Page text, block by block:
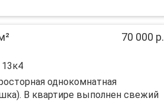
70 000 р.
13к4
однокомнатная
В квартире выполнен свежий